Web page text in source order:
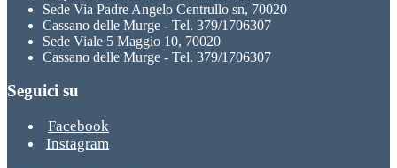
Sede Via Padre Angelo Centrullo sn, 70020
Cassano delle Murge - Tel. 379/1706307
Sede Viale 5 Maggio 10, 70020
Cassano delle Murge - Tel. 379/1706307
Seguici su
Facebook
Instagram